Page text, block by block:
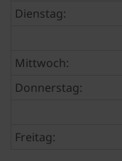
Dienstag:
Mittwoch:
Donnerstag:
Freitag: